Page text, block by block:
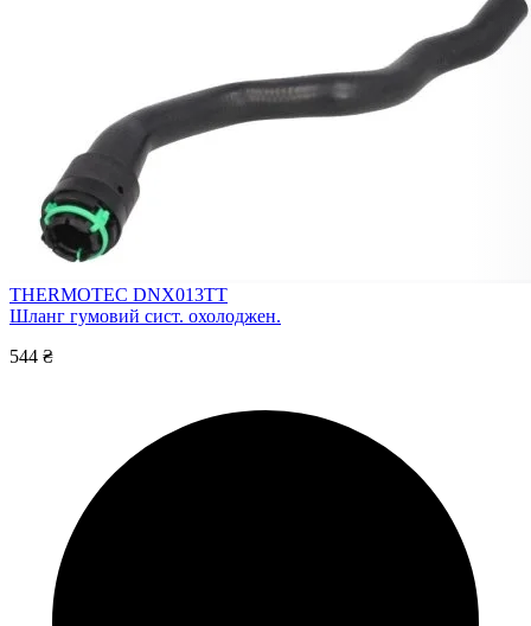
THERMOTEC DNX013TT
Шланг гумовий сист. охолоджен.
544 ₴